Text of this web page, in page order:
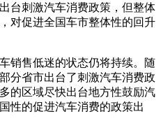
台刺激汽车消费政策，但整体
对促进全国车市整体性的回升
销售低迷的状态仍将持续。随
分省市出台了刺激汽车消费政
的区域尽快出台地方性鼓励汽
性的促进汽车消费的政策出